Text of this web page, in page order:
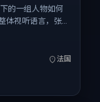
的一组人物如何
体视听语言，张
陆续登陆院线与
法国